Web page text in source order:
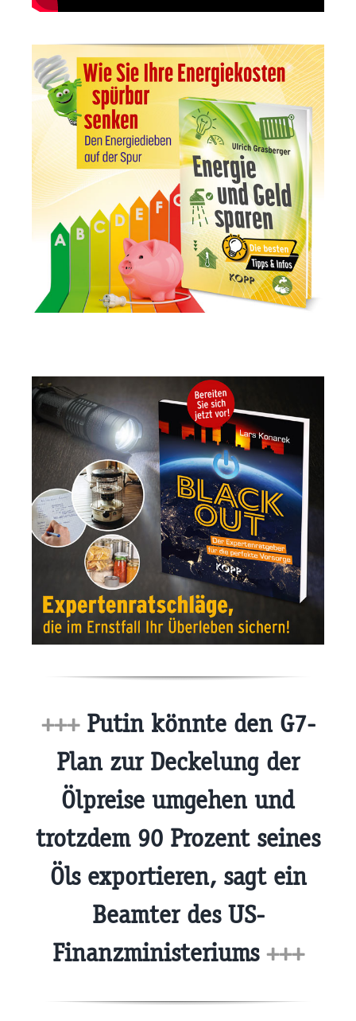
+++Putin könnte den G7-
Plan zur Deckelung der
Ölpreise umgehen und
trotzdem 90 Prozent seines
Öls exportieren, sagt ein
Beamter des US-
Finanzministeriums +++